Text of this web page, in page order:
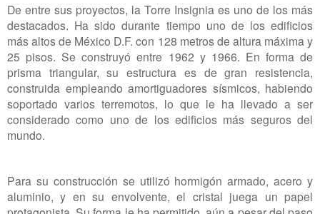
De entre sus proyectos, la Torre Insignia es uno de los más
destacados. Ha sido durante tiempo uno de los edificios
más altos de México D.F. con 128 metros de altura máxima y
25 pisos. Se construyó entre 1962 y 1966. En forma de
prisma triangular, su estructura es de gran resistencia,
construida empleando amortiguadores sísmicos, habiendo
soportado varios terremotos, lo que le ha llevado a ser
considerado como uno de los edificios más seguros del
mundo.
Para su construcción se utilizó hormigón armado, acero y
aluminio, y en su envolvente, el cristal juega un papel